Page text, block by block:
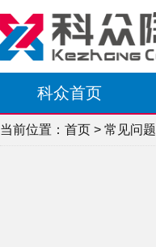
科众首页
当前位置： 首页 > 常见问题